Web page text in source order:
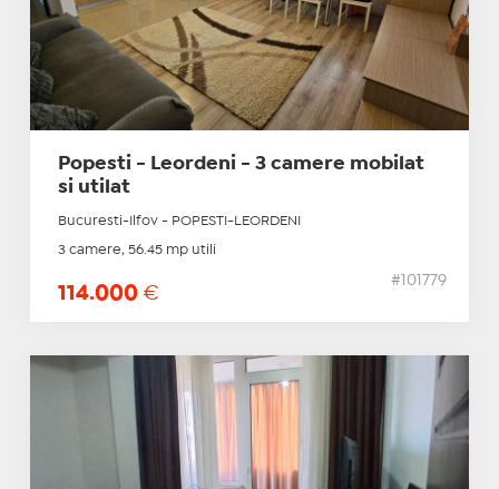
Popesti - Leordeni - 3 camere mobilat
si utilat
Bucuresti-Ilfov - POPESTI-LEORDENI
3 camere, 56.45 mp utili
114.000 €
#101779